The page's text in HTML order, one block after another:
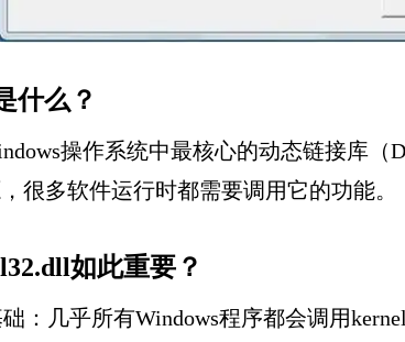
什么？
操作系统中最核心的动态链接库（
很多软件运行时都需要调用它的功能。
如此重要？
：几乎所有Windows程序都会调用